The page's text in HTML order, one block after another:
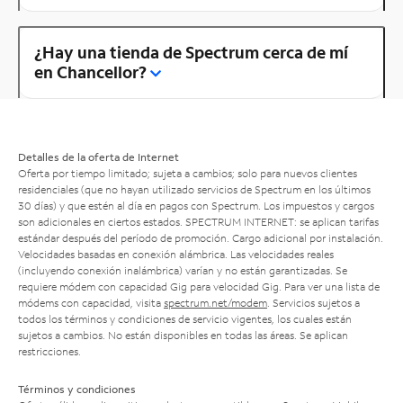
¿Hay una tienda de Spectrum cerca de mí
en Chancellor?
Detalles de la oferta de Internet
Oferta por tiempo limitado; sujeta a cambios; solo para nuevos clientes
residenciales (que no hayan utilizado servicios de Spectrum en los últimos
30 días) y que estén al día en pagos con Spectrum. Los impuestos y cargos
son adicionales en ciertos estados. SPECTRUM INTERNET: se aplican tarifas
estándar después del período de promoción. Cargo adicional por instalación.
Velocidades basadas en conexión alámbrica. Las velocidades reales
(incluyendo conexión inalámbrica) varían y no están garantizadas. Se
requiere módem con capacidad Gig para velocidad Gig. Para ver una lista de
módems con capacidad, visita spectrum.net/modem . Servicios sujetos a
todos los términos y condiciones de servicio vigentes, los cuales están
sujetos a cambios. No están disponibles en todas las áreas. Se aplican
restricciones.
Términos y condiciones